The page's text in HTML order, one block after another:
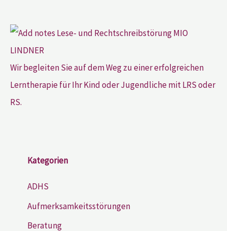
Wir begleiten Sie auf dem Weg zu einer erfolgreichen
Lerntherapie für Ihr Kind oder Jugendliche mit LRS oder
RS.
Kategorien
ADHS
Aufmerksamkeitsstörungen
Beratung